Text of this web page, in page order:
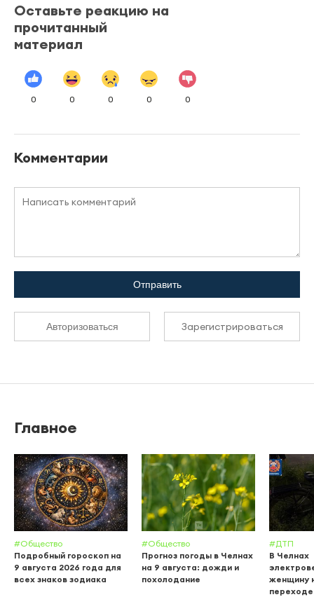
Оставьте реакцию на
прочитанный
материал
0 0 0 0 0
Комментарии
Отправить
Авторизоваться Зарегистрироваться
Главное
#Общество
Подробный гороскоп на
9 августа 2026 года для
всех знаков зодиака
#Общество
Прогноз погоды в Челнах
на 9 августа: дожди и
похолодание
#ДТП
В Челнах
женщину
переходе